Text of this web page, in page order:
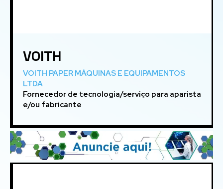
VOITH
VOITH PAPER MÁQUINAS E EQUIPAMENTOS
LTDA
Fornecedor de tecnologia/serviço para aparista
e/ou fabricante